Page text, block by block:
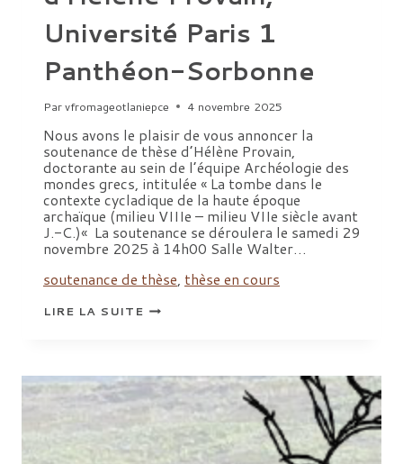
Université Paris 1
Panthéon-Sorbonne
Parvfromageotlaniepce 4 novembre 2025
Nous avons le plaisir de vous annoncer la
soutenance de thèse d’Hélène Provain,
doctorante au sein de l’équipe Archéologie des
mondes grecs, intitulée « La tombe dans le
contexte cycladique de la haute époque
archaïque (milieu VIIIe – milieu VIIe siècle avant
J.-C.)« La soutenance se déroulera le samedi 29
novembre 2025 à 14h00 Salle Walter…
soutenance de thèse, thèse en cours
LIRE LA SUITESOUTENANCE
DE
PARIS
1
PANTHÉON-
SORBONNE